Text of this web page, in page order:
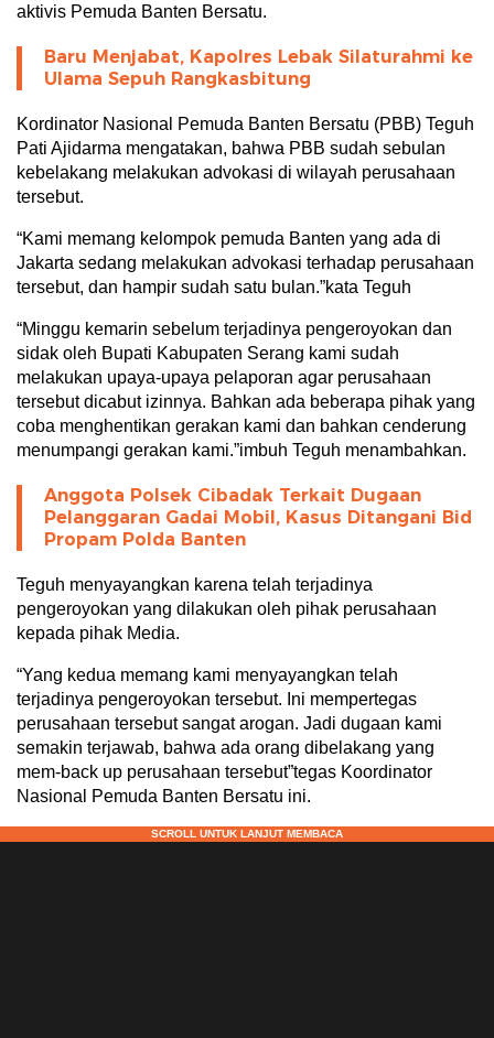
aktivis Pemuda Banten Bersatu.
Baru Menjabat, Kapolres Lebak Silaturahmi ke
Ulama Sepuh Rangkasbitung
Kordinator Nasional Pemuda Banten Bersatu (PBB) Teguh
Pati Ajidarma mengatakan, bahwa PBB sudah sebulan
kebelakang melakukan advokasi di wilayah perusahaan
tersebut.
“Kami memang kelompok pemuda Banten yang ada di
Jakarta sedang melakukan advokasi terhadap perusahaan
tersebut, dan hampir sudah satu bulan.”kata Teguh
“Minggu kemarin sebelum terjadinya pengeroyokan dan
sidak oleh Bupati Kabupaten Serang kami sudah
melakukan upaya-upaya pelaporan agar perusahaan
tersebut dicabut izinnya. Bahkan ada beberapa pihak yang
coba menghentikan gerakan kami dan bahkan cenderung
menumpangi gerakan kami.”imbuh Teguh menambahkan.
Anggota Polsek Cibadak Terkait Dugaan
Pelanggaran Gadai Mobil, Kasus Ditangani Bid
Propam Polda Banten
Teguh menyayangkan karena telah terjadinya
pengeroyokan yang dilakukan oleh pihak perusahaan
kepada pihak Media.
“Yang kedua memang kami menyayangkan telah
terjadinya pengeroyokan tersebut. Ini mempertegas
perusahaan tersebut sangat arogan. Jadi dugaan kami
semakin terjawab, bahwa ada orang dibelakang yang
mem-back up perusahaan tersebut”tegas Koordinator
Nasional Pemuda Banten Bersatu ini.